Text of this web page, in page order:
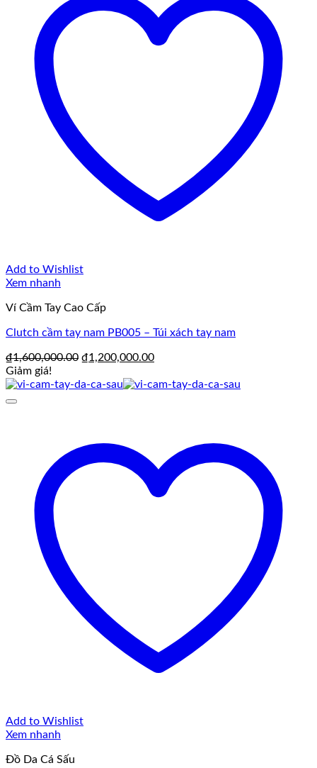
Add to Wishlist
Xem nhanh
Ví Cầm Tay Cao Cấp
Clutch cầm tay nam PB005 – Túi xách tay nam
₫1,600,000.00 Giá
là:
₫1,200,000.00Giá
tại
Giảm giá!
Add to Wishlist
Xem nhanh
Đồ Da Cá Sấu